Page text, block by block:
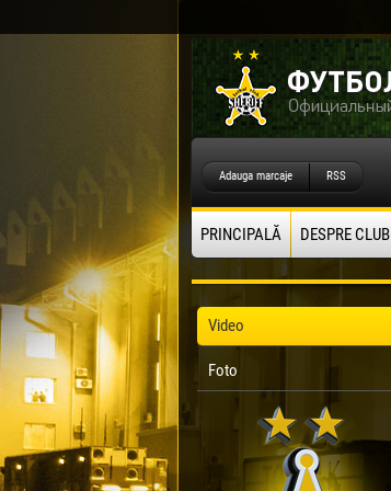
Adauga marcaje RSS
PRINCIPALĂ DESPRE CLUB
Video
Foto